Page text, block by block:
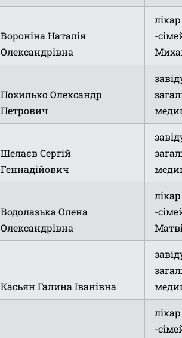
Вороніна Наталія
Олександрівна
-
Похилько Олександр
Петрович
Шелаєв Сергій
Геннадійович
Водолазька Олена
Олександрівна
-
Касьян Галина Іванівна
-